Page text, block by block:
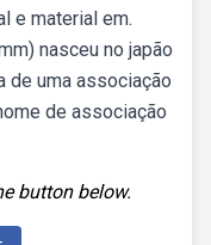
e material em.
nasceu no japão
de uma associação
de associação
button below.